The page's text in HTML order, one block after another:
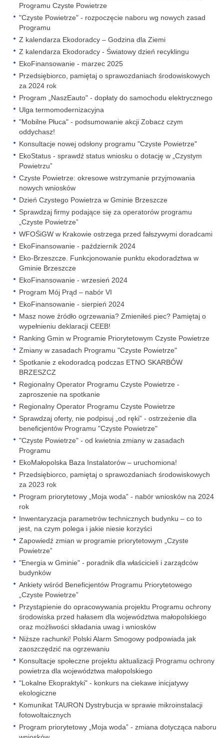
Programu Czyste Powietrze
"Czyste Powietrze" - rozpoczęcie naboru wg nowych zasad
Programu
Z kalendarza Ekodoradcy – Godzina dla Ziemi
Z kalendarza Ekodoradcy - Światowy dzień recyklingu
EkoFinansowanie - marzec 2025
Przedsiębiorco, pamiętaj o sprawozdaniach środowiskowych
za 2024 rok
Program „NaszEauto" - dopłaty do samochodu elektrycznego
Ulga termomodernizacyjna
"Mobilne Płuca" - podsumowanie akcji Zobacz czym
oddychasz!
Konsultacje nowej odsłony programu "Czyste Powietrze"
EkoStatus - sprawdź status wniosku o dotację w „Czystym
Powietrzu”
Czyste Powietrze: okresowe wstrzymanie przyjmowania
nowych wniosków
Dzień Czystego Powietrza w Gminie Brzeszcze
Sprawdzaj firmy podające się za operatorów programu
„Czyste Powietrze”
WFOŚiGW w Krakowie ostrzega przed fałszywymi doradcami
EkoFinansowanie - październik 2024
Eko-Brzeszcze. Funkcjonowanie punktu ekodoradztwa w
Gminie Brzeszcze
EkoFinansowanie - wrzesień 2024
Program Mój Prąd – nabór VI
EkoFinansowanie - sierpień 2024
Masz nowe źródło ogrzewania? Zmieniłeś piec? Pamiętaj o
wypełnieniu deklaracji CEEB!
Ranking Gmin w Programie Priorytetowym Czyste Powietrze
Zmiany w zasadach Programu "Czyste Powietrze"
Spotkanie z ekodoradcą podczas ETNO SKARBÓW
BRZESZCZ
Regionalny Operator Programu Czyste Powietrze -
zaproszenie na spotkanie
Regionalny Operator Programu Czyste Powietrze
Sprawdzaj oferty, nie podpisuj „od ręki” - ostrzeżenie dla
beneficjentów Programu "Czyste Powietrze"
"Czyste Powietrze" - od kwietnia zmiany w zasadach
Programu
EkoMałopolska Baza Instalatorów – uruchomiona!
Przedsiębiorco, pamiętaj o sprawozdaniach środowiskowych
za 2023 rok
Program priorytetowy „Moja woda” - nabór wniosków na 2024
rok
Inwentaryzacja parametrów technicznych budynku – co to
jest, na czym polega i jakie niesie korzyści
Zapowiedź zmian w programie priorytetowym „Czyste
Powietrze”
"Energia w Gminie" - poradnik dla właścicieli i zarządców
budynków
Ankiety wśród Beneficjentów Programu Priorytetowego
„Czyste Powietrze”
Przystąpienie do opracowywania projektu Programu ochrony
środowiska przed hałasem dla województwa małopolskiego
oraz możliwości składania uwag i wniosków
Niższe rachunki! Polski Alarm Smogowy podpowiada jak
zaoszczędzić na ogrzewaniu
Konsultacje społeczne projektu aktualizacji Programu ochrony
powietrza dla województwa małopolskiego
"Lokalne Ekopraktyki" - konkurs na ciekawe inicjatywy
ekologiczne
Komunikat TAURON Dystrybucja w sprawie mikroinstalacji
fotowoltaicznych
Program priorytetowy „Moja woda” - zmiana dotycząca naboru